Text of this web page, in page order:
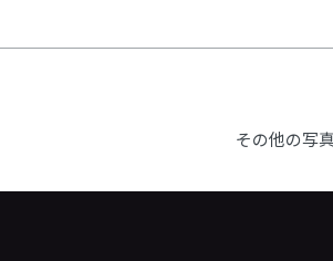
その他の写